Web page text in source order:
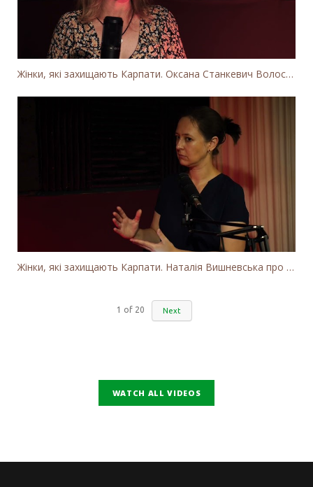
Жінки, які захищають Карпати. Оксана Станкевич Волосянчук про вітряки на високогір'ї Карпат
Жінки, які захищають Карпати. Наталія Вишневська про вітряки в Закарпатті та участь громадськості
1 of 20 Next
WATCH ALL VIDEOS